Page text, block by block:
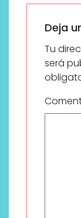
Deja
Tu
será